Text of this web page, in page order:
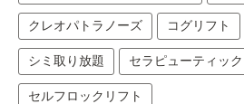
クレオパトラノーズ コグリフト
シミ取り放題 セラピューティッ
セルフロックリフト